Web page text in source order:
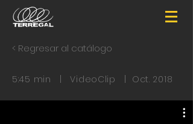
< Regresar al catálogo
5:45 min | VideoClip | Oct. 2018